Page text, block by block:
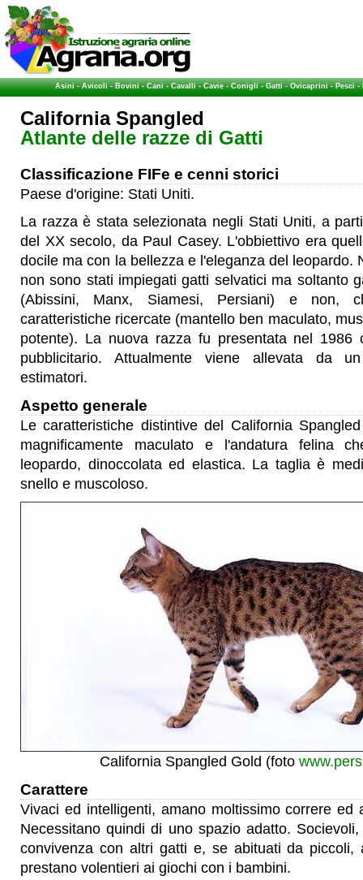
Asini-Avicoli-Bovini-Cani-Cavalli-Cavie-Conigli-Gatti-Ovicaprini-Pesci-
California Spangled
Atlante delle razze di Gatti
Classificazione FIFe e cenni storici
Paese d'origine: Stati Uniti.
La razza è stata selezionata negli Stati Uniti, a
del XX secolo, da Paul Casey. L'obbiettivo era
docile ma con la bellezza e l'eleganza del leopardo.
non sono stati impiegati gatti selvatici ma soltanto
(Abissini, Manx, Siamesi, Persiani) e non,
caratteristiche ricercate (mantello ben maculato,
potente). La nuova razza fu presentata nel 1986
pubblicitario. Attualmente viene allevata da
estimatori.
Aspetto generale
Le caratteristiche distintive del California
magnificamente maculato e l'andatura felina
leopardo, dinoccolata ed elastica. La taglia è
snello e muscoloso.
California Spangled Gold (foto
Carattere
Vivaci ed intelligenti, amano moltissimo correre ed
Necessitano quindi di uno spazio adatto.
convivenza con altri gatti e, se abituati da piccoli,
prestano volentieri ai giochi con i bambini.